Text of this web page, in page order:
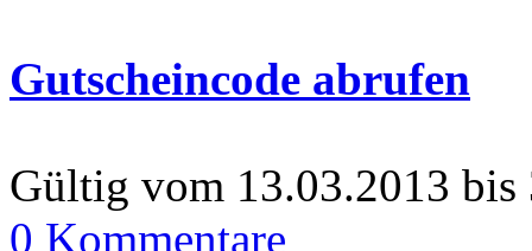
Gutscheincode abrufen
Gültig vom 13.03.2013 bis
0 Kommentare